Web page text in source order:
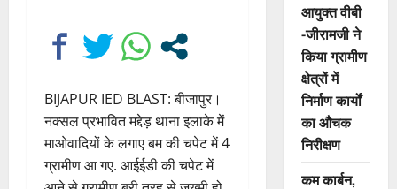
BIJAPUR IED BLAST: बीजापुर।
नक्सल प्रभावित मद्देड़ थाना इलाके में
माओवादियों के लगाए बम की चपेट में 4
ग्रामीण आ गए. आईईडी की चपेट में
आयुक्त वीबी
-जीरामजी ने
किया ग्रामीण
क्षेत्रों में
निर्माण कार्यों
का औचक
निरीक्षण
कम कार्बन,